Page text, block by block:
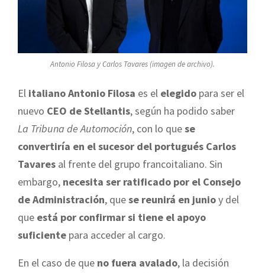
Antonio Filosa y Carlos Tavares (imagen de archivo).
El italiano Antonio Filosa es el elegido para ser el
nuevo CEO de Stellantis, según ha podido saber
La Tribuna de Automoción, con lo quese
convertiría en el sucesor del portugués Carlos
Tavares al frente del grupo francoitaliano. Sin
embargo, necesita ser ratificado por el Consejo
de Administración, quese reunirá en junioy del
que está por confirmar si tiene el apoyo
suficiente para acceder al cargo.
En el caso de que no fuera avalado, la decisión